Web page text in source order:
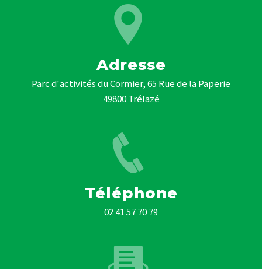
Adresse
Parc d'activités du Cormier, 65 Rue de la Paperie
49800 Trélazé
Téléphone
02 41 57 70 79